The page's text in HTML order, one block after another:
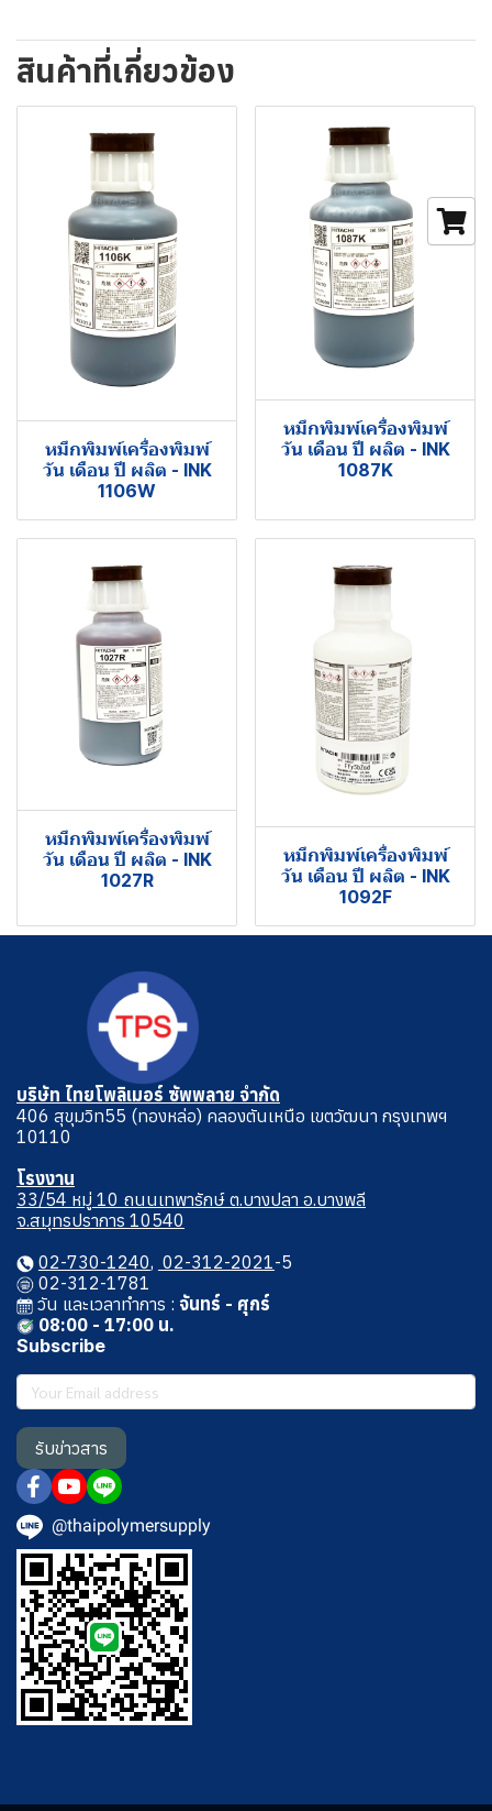
สินค้าที่เกี่ยวข้อง
หมึกพิมพ์เครื่องพิมพ์
วัน เดือน ปี ผลิต - INK
1106W
หมึกพิมพ์เครื่องพิมพ์
วัน เดือน ปี ผลิต - INK
1087K
หมึกพิมพ์เครื่องพิมพ์
วัน เดือน ปี ผลิต - INK
1027R
หมึกพิมพ์เครื่องพิมพ์
วัน เดือน ปี ผลิต - INK
1092F
บริษัท ไทยโพลิเมอร์ ซัพพลาย จำกัด
406 สุขุมวิท55 (ทองหล่อ) คลองตันเหนือ เขตวัฒนา กรุงเทพฯ
10110
โรงงาน
33/54 หมู่ 10 ถนนเทพารักษ์ ต.บางปลา อ.บางพลี
จ.สมุทรปราการ 10540
02-730-1240, 02-312-2021-5
02-312-1781
วัน และเวลาทําการ :จันทร์ - ศุกร์
08:00 - 17:00 น.
Subscribe
รับข่าวสาร
@thaipolymersupply